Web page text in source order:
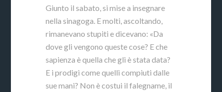
Giunto il sabato, si mise a insegnare
nella sinagoga. E molti, ascoltando,
rimanevano stupiti e dicevano: «Da
dove gli vengono queste cose? E che
sapienza è quella che gli è stata data?
E i prodigi come quelli compiuti dalle
sue mani? Non è costui il falegname, il